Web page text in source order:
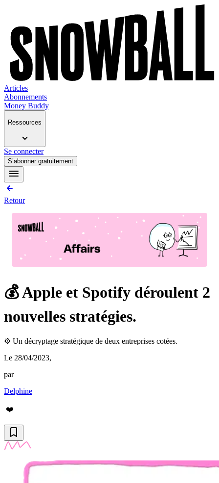
Articles
Abonnements
Money Buddy
Ressources
Se connecter
S’abonner gratuitement
Retour
💰 Apple et Spotify déroulent 2
nouvelles stratégies.
⚙️ Un décryptage stratégique de deux entreprises cotées.
Le 28/04/2023,
par
Delphine
❤️